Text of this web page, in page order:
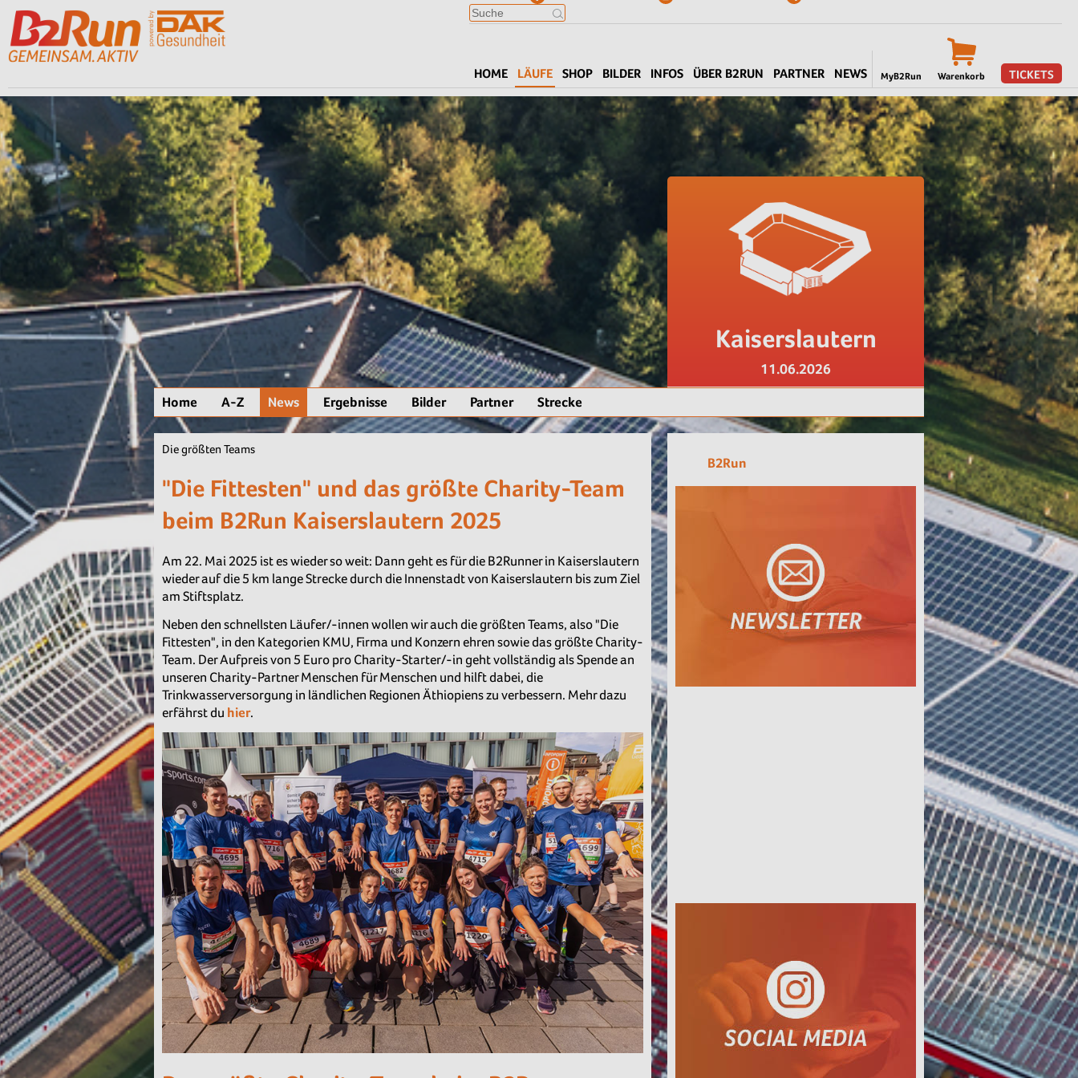
MyB2Run Warenkorb TICKETS
HOME LÄUFE SHOP BILDER INFOS ÜBER B2RUN PARTNER NEWS
Kaiserslautern
11.06.2026
Home A-Z News Ergebnisse Bilder Partner Strecke
Die größten Teams
"Die Fittesten" und das größte Charity-Team
beim B2Run Kaiserslautern 2025
Am 22. Mai 2025 ist es wieder so weit: Dann geht es für die B2Runner in Kaiserslautern
wieder auf die 5 km lange Strecke durch die Innenstadt von Kaiserslautern bis zum Ziel
am Stiftsplatz.
Neben den schnellsten Läufer/-innen wollen wir auch die größten Teams, also "Die
Fittesten", in den Kategorien KMU, Firma und Konzern ehren sowie das größte Charity-
Team. Der Aufpreis von 5 Euro pro Charity-Starter/-in geht vollständig als Spende an
unseren Charity-Partner Menschen für Menschen und hilft dabei, die
Trinkwasserversorgung in ländlichen Regionen Äthiopiens zu verbessern. Mehr dazu
erfährst du hier.
B2Run